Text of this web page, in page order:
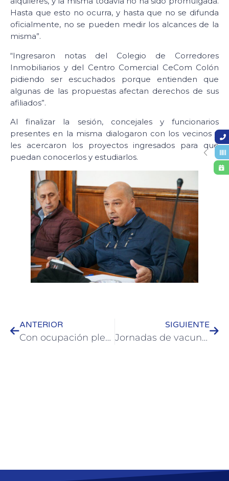
Hasta que esto no ocurra, y hasta que no se difunda
oficialmente, no se pueden medir los alcances de la
misma”.
“Ingresaron notas del Colegio de Corredores
Inmobiliarios y del Centro Comercial CeCom Colón
pidiendo ser escuchados porque entienden que
algunas de las propuestas afectan derechos de sus
afiliados”.
Al finalizar la sesión, concejales y funcionarios
presentes en la misma dialogaron con los vecinos y
les acercaron los proyectos ingresados para que
puedan conocerlos y estudiarlos.
ANTERIOR
Con ocupación plena Colón volvió a ser uno de los destinos más elegidos del país
SIGUIENTE
Jornadas de vacunación en sedes barriales